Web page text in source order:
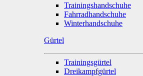
Trainingshandschuhe
Fahrradhandschuhe
Winterhandschuhe
Gürtel
Trainingsgürtel
Dreikampfgürtel